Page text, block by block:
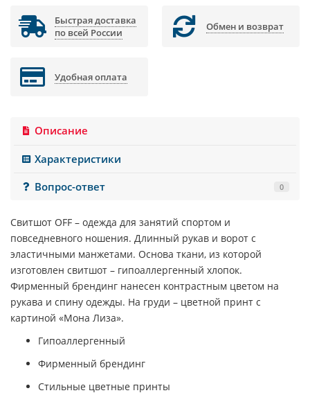
Быстрая доставка
по всей России
Обмен и возврат
Удобная оплата
Описание
Характеристики
Вопрос-ответ
0
Свитшот OFF – одежда для занятий спортом и
повседневного ношения. Длинный рукав и ворот с
эластичными манжетами. Основа ткани, из которой
изготовлен свитшот – гипоаллергенный хлопок.
Фирменный брендинг нанесен контрастным цветом на
рукава и спину одежды. На груди – цветной принт с
картиной «Мона Лиза».
Гипоаллергенный
Фирменный брендинг
Стильные цветные принты